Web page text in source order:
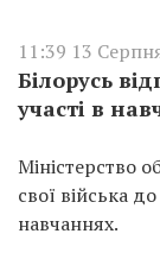
11:39 13
Білорусь
участі в
Міністерство
свої війська
навчаннях.